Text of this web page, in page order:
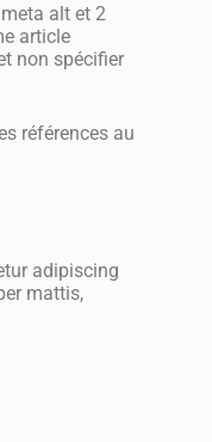
alt et 2
article
non spécifier
références au
adipiscing
mattis,